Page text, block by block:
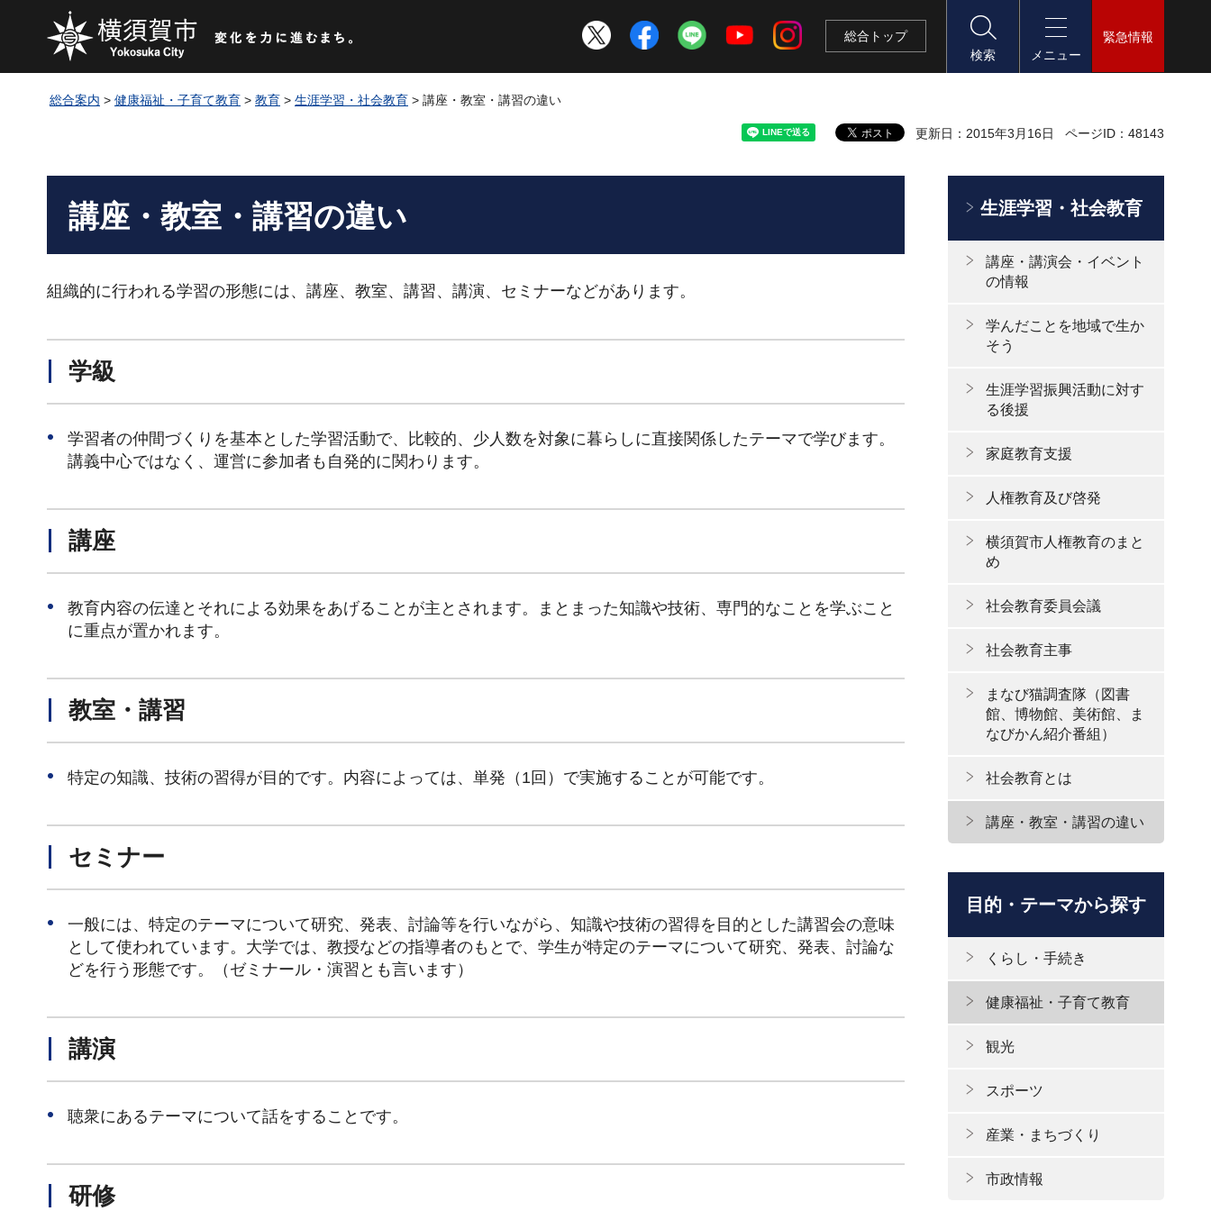
総合 トップ
検索
メニュー
緊急情報
総合案内 > 健康福祉・子育て教育 > 教育 > 生涯学習・社会教育 > 講座・教室・講習の違い
更新日：2015年3月16日 ページID：48143
講座・教室・講習の違い
組織的に行われる学習の形態には、講座、教室、講習、講演、セミナーなどがあります。
学級
学習者の仲間づくりを基本とした学習活動で、比較的、少人数を対象に暮らしに直接関係したテーマで学びます。
講義中心ではなく、運営に参加者も自発的に関わります。
講座
教育内容の伝達とそれによる効果をあげることが主とされます。まとまった知識や技術、専門的なことを学ぶこと
に重点が置かれます。
教室・講習
特定の知識、技術の習得が目的です。内容によっては、単発（1回）で実施することが可能です。
セミナー
一般には、特定のテーマについて研究、発表、討論等を行いながら、知識や技術の習得を目的とした講習会の意味
として使われています。大学では、教授などの指導者のもとで、学生が特定のテーマについて研究、発表、討論な
どを行う形態です。（ゼミナール・演習とも言います）
講演
聴衆にあるテーマについて話をすることです。
研修
生涯学習・社会教育
講座・講演会・イベント
の情報
学んだことを地域で生か
そう
生涯学習振興活動に対す
る後援
家庭教育支援
人権教育及び啓発
横須賀市人権教育のまと
め
社会教育委員会議
社会教育主事
まなび猫調査隊（図書
館、博物館、美術館、ま
なびかん紹介番組）
社会教育とは
講座・教室・講習の違い
目的・テーマから探す
くらし・手続き
健康福祉・子育て教育
観光
スポーツ
産業・まちづくり
市政情報